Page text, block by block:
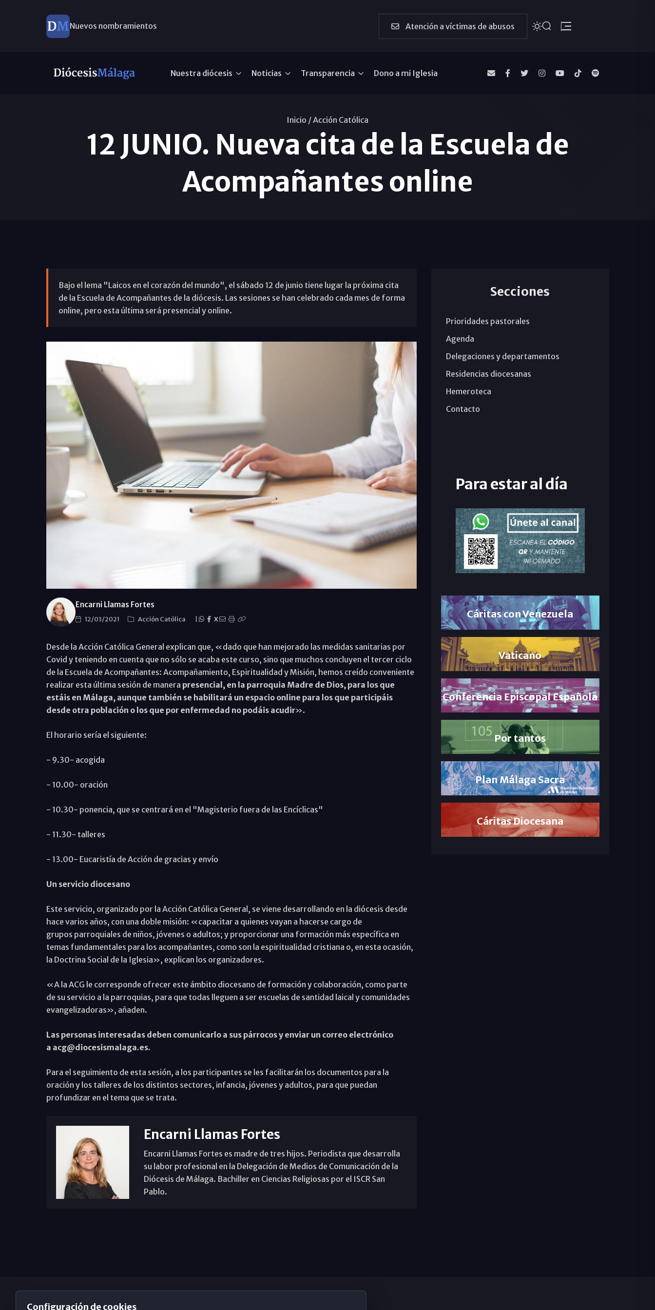
Nuevos nombramientos Atención a víctimas de abusos
Nuestra diócesis Noticias Transparencia Dono a mi Iglesia
Inicio /Acción Católica
12 JUNIO. Nueva cita de la Escuela de
Acompañantes online
Bajo el lema "Laicos en el corazón del mundo", el sábado 12 de junio tiene lugar la próxima cita
de la Escuela de Acompañantes de la diócesis. Las sesiones se han celebrado cada mes de forma
online, pero esta última será presencial y online.
Encarni Llamas Fortes
12/03/2021 Acción Católica X
Desde la Acción Católica General explican que, «dado que han mejorado las medidas sanitarias por
Covid y teniendo en cuenta que no sólo se acaba este curso, sino que muchos concluyen el tercer ciclo
de la Escuela de Acompañantes: Acompañamiento, Espiritualidad y Misión, hemos creído conveniente
realizar esta última sesión de manera presencial, en la parroquia Madre de Dios, para los que
estáis en Málaga, aunque también se habilitará un espacio online para los que participáis
desde otra población o los que por enfermedad no podáis acudir».
El horario sería el siguiente:
- 9.30- acogida
- 10.00- oración
- 10.30- ponencia, que se centrará en el "Magisterio fuera de las Encíclicas"
- 11.30- talleres
- 13.00- Eucaristía de Acción de gracias y envío
Un servicio diocesano
Este servicio, organizado por la Acción Católica General, se viene desarrollando en la diócesis desde
hace varios años, con una doble misión: «capacitar a quienes vayan a hacerse cargo de
grupos parroquiales de niños, jóvenes o adultos; y proporcionar una formación más específica en
temas fundamentales para los acompañantes, como son la espiritualidad cristiana o, en esta ocasión,
la Doctrina Social de la Iglesia», explican los organizadores.
«A la ACG le corresponde ofrecer este ámbito diocesano de formación y colaboración, como parte
de su servicio a la parroquias, para que todas lleguen a ser escuelas de santidad laical y comunidades
evangelizadoras», añaden.
Las personas interesadas deben comunicarlo a sus párrocos y enviar un correo electrónico
a acg@diocesismalaga.es.
Para el seguimiento de esta sesión, a los participantes se les facilitarán los documentos para la
oración y los talleres de los distintos sectores, infancia, jóvenes y adultos, para que puedan
profundizar en el tema que se trata.
Encarni Llamas Fortes
Encarni Llamas Fortes es madre de tres hijos. Periodista que desarrolla
su labor profesional en la Delegación de Medios de Comunicación de la
Diócesis de Málaga. Bachiller en Ciencias Religiosas por el ISCR San
Pablo.
Secciones
Prioridades pastorales
Agenda
Delegaciones y departamentos
Residencias diocesanas
Hemeroteca
Contacto
Para estar al día
Cáritas con Venezuela
Vaticano
Conferencia Episcopal Española
Por tantos
Plan Málaga Sacra
Cáritas Diocesana
Configuración de cookies